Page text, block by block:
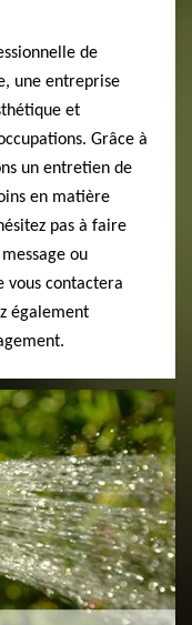
de
une entreprise
et
Grâce à
un entretien de
en matière
pas à faire
ou
vous contactera
également